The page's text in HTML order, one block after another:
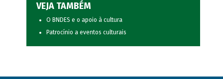
VEJA TAMBÉM
O BNDES e o apoio à cultura
Patrocínio a eventos culturais